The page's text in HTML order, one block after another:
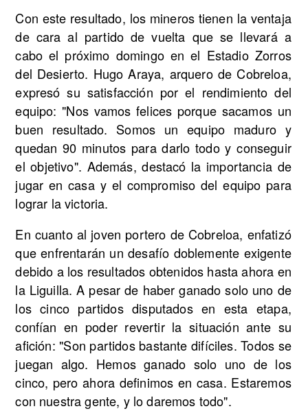
Con este resultado, los mineros tienen la ventaja
de cara al partido de vuelta que se llevará a
cabo el próximo domingo en el Estadio Zorros
del Desierto. Hugo Araya, arquero de Cobreloa,
expresó su satisfacción por el rendimiento del
equipo: "Nos vamos felices porque sacamos un
buen resultado. Somos un equipo maduro y
quedan 90 minutos para darlo todo y conseguir
el objetivo". Además, destacó la importancia de
jugar en casa y el compromiso del equipo para
lograr la victoria.
En cuanto al joven portero de Cobreloa, enfatizó
que enfrentarán un desafío doblemente exigente
debido a los resultados obtenidos hasta ahora en
la Liguilla. A pesar de haber ganado solo uno de
los cinco partidos disputados en esta etapa,
confían en poder revertir la situación ante su
afición: "Son partidos bastante difíciles. Todos se
juegan algo. Hemos ganado solo uno de los
cinco, pero ahora definimos en casa. Estaremos
con nuestra gente, y lo daremos todo".